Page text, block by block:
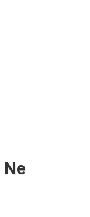
Ne